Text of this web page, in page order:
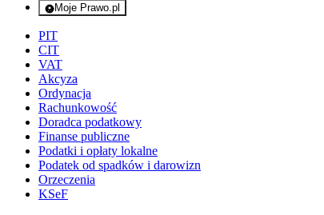
Moje Prawo.pl
- rejestracja i logowanie do serwisu
PIT
CIT
VAT
Akcyza
Ordynacja
Rachunkowość
Doradca podatkowy
Finanse publiczne
Podatki i opłaty lokalne
Podatek od spadków i darowizn
Orzeczenia
KSeF